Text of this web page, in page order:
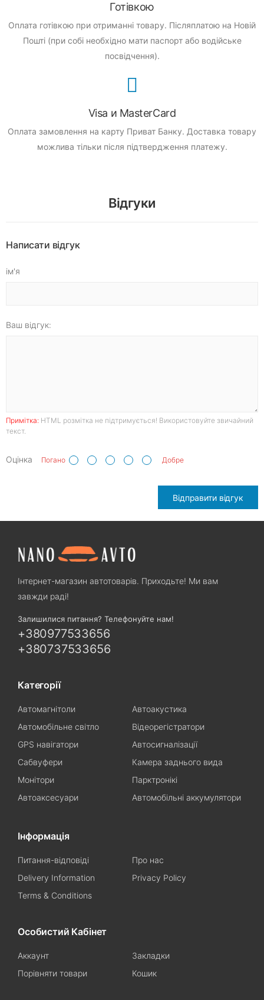
Готівкою
Оплата готівкою при отриманні товару. Післяплатою на Новій
Пошті (при собі необхідно мати паспорт або водійське
посвідчення).
Visa и MasterCard
Оплата замовлення на карту Приват Банку. Доставка товару
можлива тільки після підтвердження платежу.
Відгуки
Написати відгук
ім'я
Ваш відгук:
Примітка: HTML розмітка не підтримується! Використовуйте звичайний
текст.
Оцінка Погано Добре
Відправити відгук
Інтернет-магазин автотоварів. Приходьте! Ми вам
завжди раді!
Залишилися питання? Телефонуйте нам!
+380977533656
+380737533656
Категорії
Автомагнітоли
Автоакустика
Автомобільне світло
Відеорегістратори
GPS навігатори
Автосигналізації
Сабвуфери
Камера заднього вида
Монітори
Парктронікі
Автоаксесуари
Автомобільні аккумулятори
Інформація
Питання-відповіді
Про нас
Delivery Information
Privacy Policy
Terms & Conditions
Особистий Кабінет
Аккаунт
Закладки
Порівняти товари
Кошик